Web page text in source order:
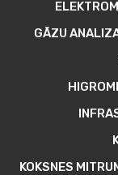
GĀZU
KOKSNES